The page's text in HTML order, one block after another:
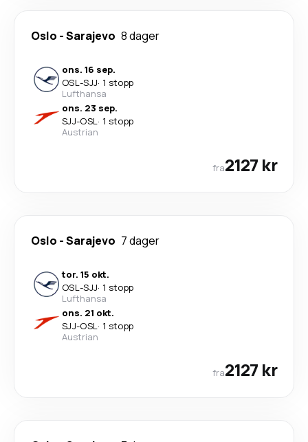
Oslo -Sarajevo 8 dager
ons. 16 sep.
OSL-SJJ· 1 stopp
Lufthansa
ons. 23 sep.
SJJ-OSL· 1 stopp
Austrian
fra2127 kr
Oslo -Sarajevo 7 dager
tor. 15 okt.
OSL-SJJ· 1 stopp
Lufthansa
ons. 21 okt.
SJJ-OSL· 1 stopp
Austrian
fra2127 kr